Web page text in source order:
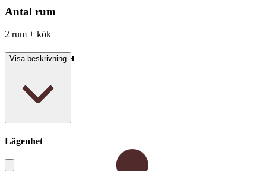
Antal rum
2 rum + kök
Boarea/Biarea
Visa beskrivning
Lägenhet